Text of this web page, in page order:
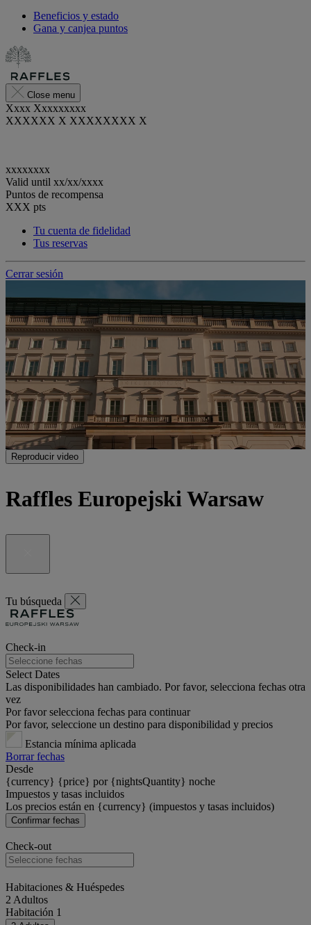
Beneficios y estado
Gana y canjea puntos
Close menu
Xxxx Xxxxxxxxx
XXXXXX X XXXXXXXX X
xxxxxxxx
Valid until xx/xx/xxxx
Puntos de recompensa
XXX pts
Tu cuenta de fidelidad
Tus reservas
Cerrar sesión
Reproducir video
Raffles Europejski Warsaw
Tu búsqueda
Check-in
Select Dates
Las disponibilidades han cambiado. Por favor, selecciona fechas otra
vez
Por favor selecciona fechas para continuar
Por favor, seleccione un destino para disponibilidad y precios
Estancia mínima aplicada
Borrar fechas
Desde
{currency} {price} por {nightsQuantity} noche
Impuestos y tasas incluidos
Los precios están en {currency} (impuestos y tasas incluidos)
Confirmar fechas
Check-out
Habitaciones & Huéspedes
2 Adultos
Habitación 1